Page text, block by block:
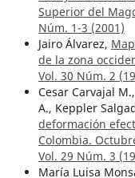
Superior del
Núm. 1-3 (2001)
Jairo Álvarez,
de la zona
Vol. 30 Núm. 2
Cesar Carvajal
A., Keppler
deformación
Colombia.
Vol. 29 Núm. 3
María Luisa